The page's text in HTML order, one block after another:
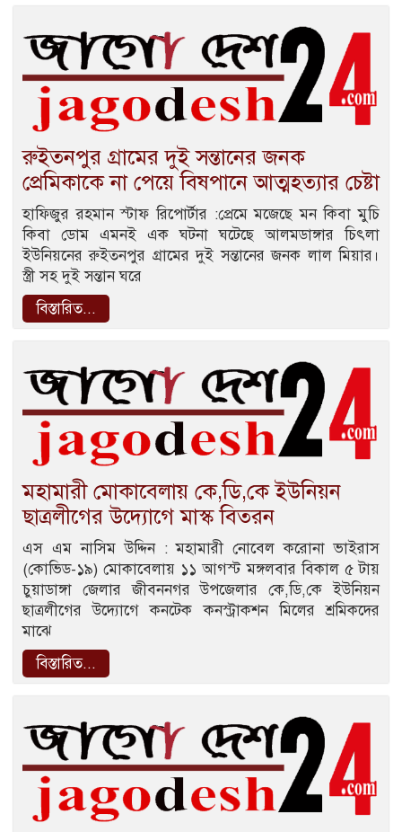
রুইতনপুর গ্রামের দুই সন্তানের জনক
প্রেমিকাকে না পেয়ে বিষপানে আত্মহত্যার চেষ্টা
হাফিজুর রহমান স্টাফ রিপোর্টার :প্রেমে মজেছে মন কিবা মুচি
কিবা ডোম এমনই এক ঘটনা ঘটেছে আলমডাঙ্গার চিৎলা
ইউনিয়নের রুইতনপুর গ্রামের দুই সন্তানের জনক লাল মিয়ার।
স্ত্রী সহ দুই সন্তান ঘরে
বিস্তারিত...
মহামারী মোকাবেলায় কে,ডি,কে ইউনিয়ন
ছাত্রলীগের উদ্যোগে মাস্ক বিতরন
এস এম নাসিম উদ্দিন : মহামারী নোবেল করোনা ভাইরাস
(কোভিড-১৯) মোকাবেলায় ১১ আগস্ট মঙ্গলবার বিকাল ৫ টায়
চুয়াডাঙ্গা জেলার জীবননগর উপজেলার কে,ডি,কে ইউনিয়ন
ছাত্রলীগের উদ্যোগে কনটেক কনস্ট্রাকশন মিলের শ্রমিকদের
মাঝে
বিস্তারিত...